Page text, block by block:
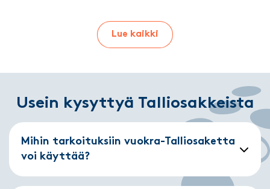
Lue kaikki
Usein kysyttyä Talliosakkeista
Mihin tarkoituksiin vuokra-Talliosaketta
voi käyttää?